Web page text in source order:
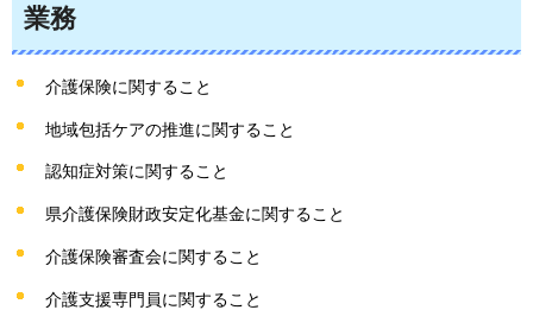
業務
介護保険に関すること
地域包括ケアの推進に関すること
認知症対策に関すること
県介護保険財政安定化基金に関すること
介護保険審査会に関すること
介護支援専門員に関すること